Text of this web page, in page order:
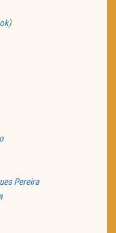
Pereira